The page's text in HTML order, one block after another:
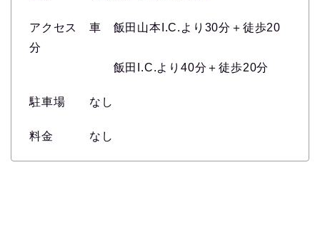
アクセス 車 飯田山本I.C.より30分＋徒歩20
分
飯田I.C.より40分＋徒歩20分
駐車場 なし
料金 なし